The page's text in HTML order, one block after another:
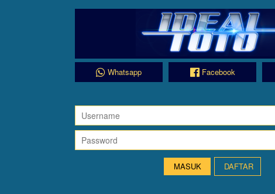
Whatsapp Facebook
DAFTAR